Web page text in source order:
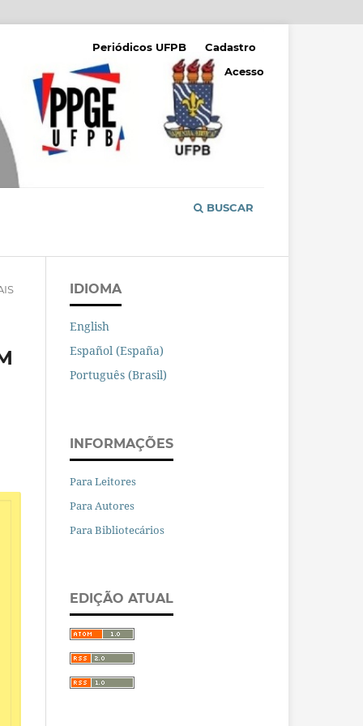
BUSCAR
Periódicos UFPB
Cadastro
Acesso
IDIOMA
English
Español (España)
Português (Brasil)
INFORMAÇÕES
Para Leitores
Para Autores
Para Bibliotecários
EDIÇÃO ATUAL